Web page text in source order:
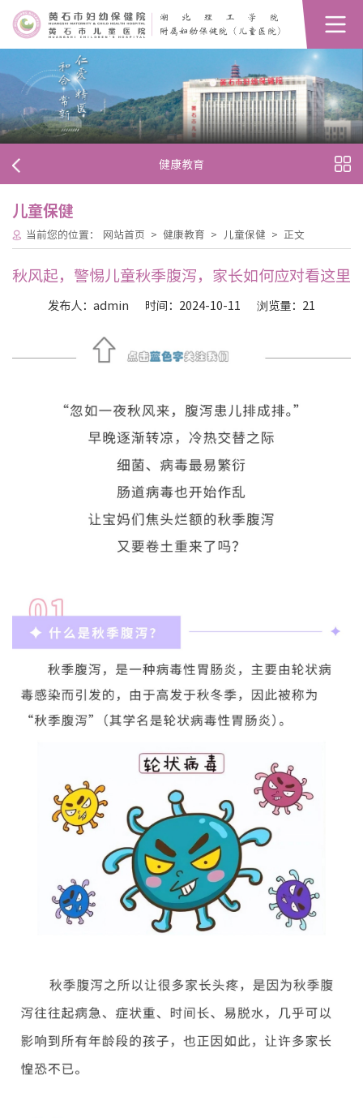
健康教育
儿童保健
当前您的位置： 网站首页 > 健康教育 > 儿童保健 > 正文
秋风起，警惕儿童秋季腹泻，家长如何应对看这里
发布人：admin 时间：2024-10-11 浏览量： 21